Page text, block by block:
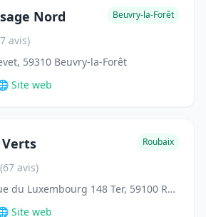
Nord Beuvry-la-Forêt
avis)
59310 Beuvry-la-Forêt
Site web
Verts Roubaix
avis)
148 Ter, 148 Ter Rue du Luxembourg 148 Ter, 59100 Roubaix, France
Site web